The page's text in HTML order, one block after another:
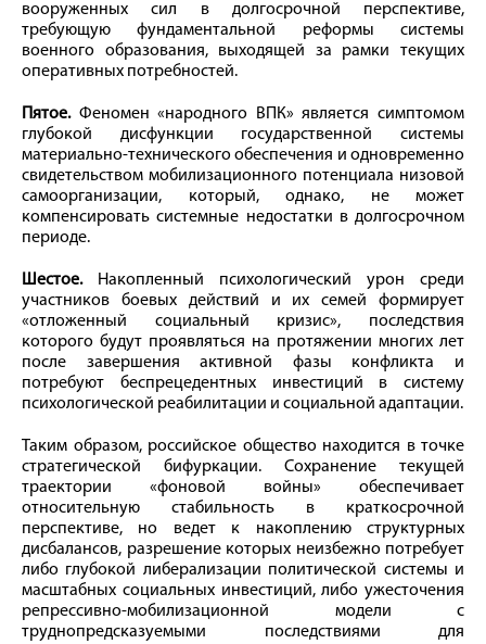
вооруженных сил в долгосрочной перспективе,
требующую фундаментальной реформы системы
военного образования, выходящей за рамки текущих
оперативных потребностей.
Пятое.Феномен «народного ВПК» является симптомом
глубокой дисфункции государственной системы
материально-технического обеспечения и одновременно
свидетельством мобилизационного потенциала низовой
самоорганизации, который, однако, не может
компенсировать системные недостатки в долгосрочном
периоде.
Шестое.Накопленный психологический урон среди
участников боевых действий и их семей формирует
«отложенный социальный кризис», последствия
которого будут проявляться на протяжении многих лет
после завершения активной фазы конфликта и
потребуют беспрецедентных инвестиций в систему
психологической реабилитации и социальной адаптации.
Таким образом, российское общество находится в точке
стратегической бифуркации. Сохранение текущей
траектории «фоновой войны» обеспечивает
относительную стабильность в краткосрочной
перспективе, но ведет к накоплению структурных
дисбалансов, разрешение которых неизбежно потребует
либо глубокой либерализации политической системы и
масштабных социальных инвестиций, либо ужесточения
репрессивно-мобилизационной модели с
труднопредсказуемыми последствиями для